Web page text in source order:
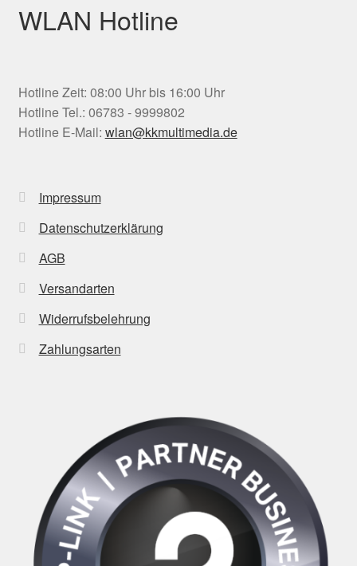
WLAN Hotline
Hotline Zeit: 08:00 Uhr bis 16:00 Uhr
Hotline Tel.: 06783 - 9999802
Hotline E-Mail: wlan@kkmultimedia.de
Impressum
Datenschutzerklärung
AGB
Versandarten
Widerrufsbelehrung
Zahlungsarten